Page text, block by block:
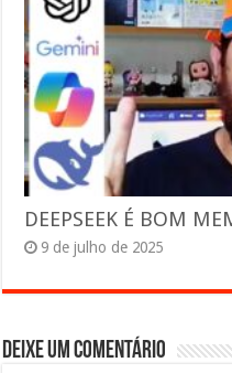
DEEPSEEK É BOM
9 de julho de 2025
Deixe um comentário